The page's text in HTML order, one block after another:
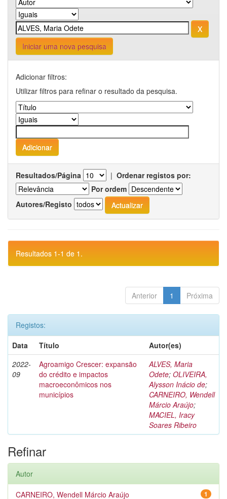
Iniciar uma nova pesquisa
Adicionar filtros:
Utilizar filtros para refinar o resultado da pesquisa.
Resultados/Página | Ordenar registos por:
Por ordem
Autores/Registo
Resultados 1-1 de 1.
Anterior 1 Próxima
Registos:
Data
Título
Autor(es)
2022-
09
Agroamigo Crescer: expansão
do crédito e impactos
macroeconômicos nos
municípios
ALVES, Maria
Odete; OLIVEIRA,
Alysson Inácio de;
CARNEIRO, Wendell
Márcio Araújo;
MACIEL, Iracy
Soares Ribeiro
Refinar
Autor
1
CARNEIRO, Wendell Márcio Araújo